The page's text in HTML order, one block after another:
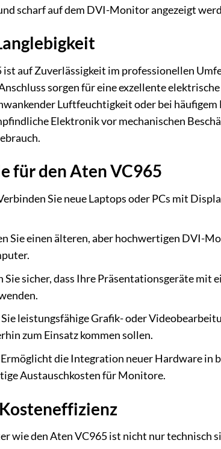
scharf auf dem DVI-Monitor angezeigt
auf Zuverlässigkeit im professionellen
sorgen für eine exzellente
Luftfeuchtigkeit oder bei
Elektronik vor mechanischen
für den Aten VC965
Sie neue Laptops oder PCs mit
Sie einen älteren, aber hochwertigen DVI-
Sie sicher, dass Ihre Präsentationsgeräte mit
leistungsfähige Grafik- oder
zum Einsatz kommen sollen.
Ermöglicht die Integration neuer Hardware in
Austauschkosten für Monitore.
wie den Aten VC965 ist nicht nur technisch